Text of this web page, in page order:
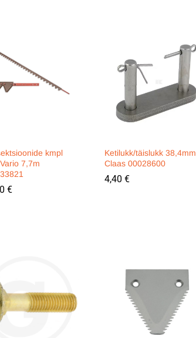
kmpl
7,7m
€
€
Ketilukk/täislukk 38,4mm
Claas 00028600
4,40 €
4,40 €